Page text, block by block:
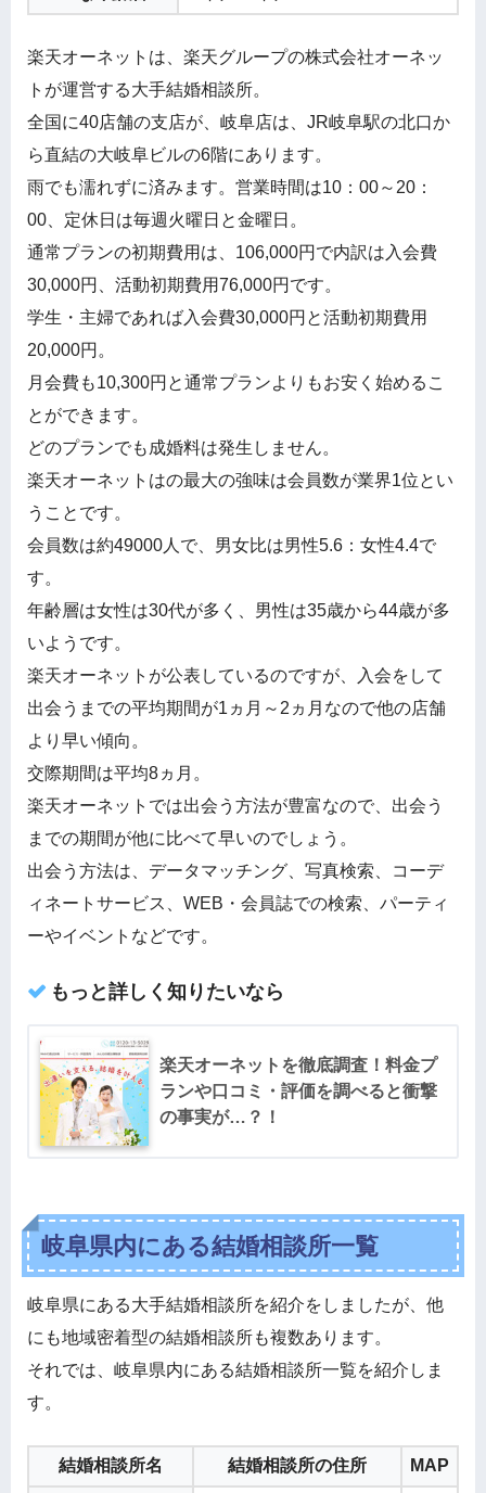
楽天オーネットは、楽天グループの株式会社オーネッ
トが運営する大手結婚相談所。
全国に40店舗の支店が、岐阜店は、JR岐阜駅の北口か
ら直結の大岐阜ビルの6階にあります。
雨でも濡れずに済みます。営業時間は10：00～20：
00、定休日は毎週火曜日と金曜日。
通常プランの初期費用は、106,000円で内訳は入会費
30,000円、活動初期費用76,000円です。
学生・主婦であれば入会費30,000円と活動初期費用
20,000円。
月会費も10,300円と通常プランよりもお安く始めるこ
とができます。
どのプランでも成婚料は発生しません。
楽天オーネットはの最大の強味は会員数が業界1位とい
うことです。
会員数は約49000人で、男女比は男性5.6：女性4.4で
す。
年齢層は女性は30代が多く、男性は35歳から44歳が多
いようです。
楽天オーネットが公表しているのですが、入会をして
出会うまでの平均期間が1ヵ月～2ヵ月なので他の店舗
より早い傾向。
交際期間は平均8ヵ月。
楽天オーネットでは出会う方法が豊富なので、出会う
までの期間が他に比べて早いのでしょう。
出会う方法は、データマッチング、写真検索、コーデ
ィネートサービス、WEB・会員誌での検索、パーティ
ーやイベントなどです。
もっと詳しく知りたいなら
楽天オーネットを徹底調査！料金プ
ランや口コミ・評価を調べると衝撃
の事実が…？！
岐阜県内にある結婚相談所一覧
岐阜県にある大手結婚相談所を紹介をしましたが、他
にも地域密着型の結婚相談所も複数あります。
それでは、岐阜県内にある結婚相談所一覧を紹介しま
す。
結婚相談所名 結婚相談所の住所 MAP